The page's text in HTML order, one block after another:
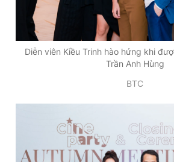
Diễn viên Kiều Trinh hào hứng khi
Trần Anh Hùng
BTC